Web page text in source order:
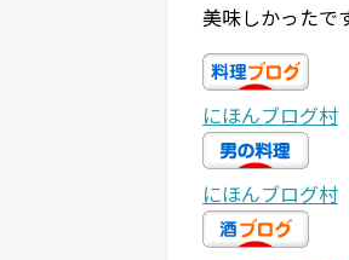
美味しかったで
にほんブログ村
にほんブログ村